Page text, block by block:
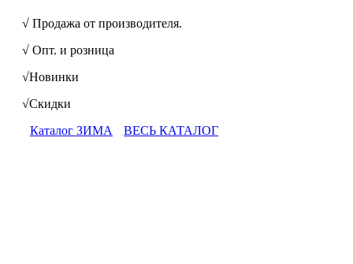
√ Продажа от производителя.
√ Опт. и розница
√Новинки
√Скидки
Каталог ЗИМА
ВЕСЬ КАТАЛОГ